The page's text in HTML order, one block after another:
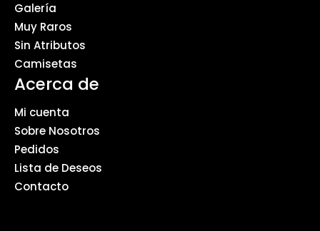
Galería
Muy Raros
Sin Atributos
Camisetas
Acerca de
Mi cuenta
Sobre Nosotros
Pedidos
Lista de Deseos
Contacto